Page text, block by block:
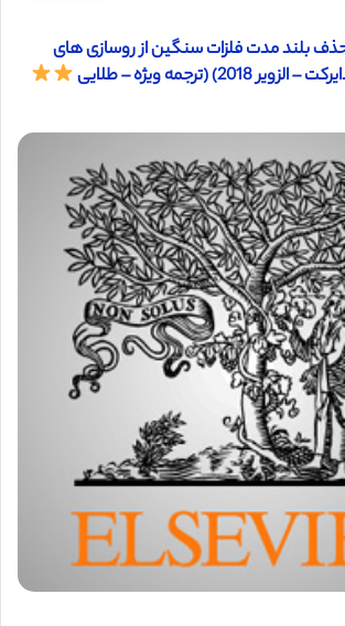
حذف بلند مدت فلزات سنگین از روسازی های
(ترجمه ویژه – طلایی